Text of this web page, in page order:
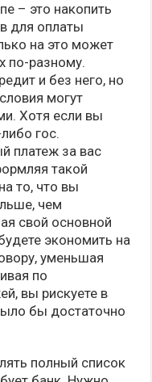
– это накопить
для оплаты
на это может
по-разному.
и без него, но
могут
Хотя если вы
гос.
платеж за вас
такой
то, что вы
чем
свой основной
экономить на
уменьшая
по
вы рискуете в
бы достаточно
полный список